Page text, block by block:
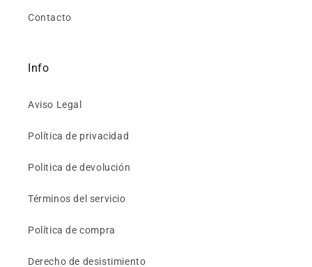
Contacto
Info
Aviso Legal
Política de privacidad
Politica de devolución
Términos del servicio
Política de compra
Derecho de desistimiento